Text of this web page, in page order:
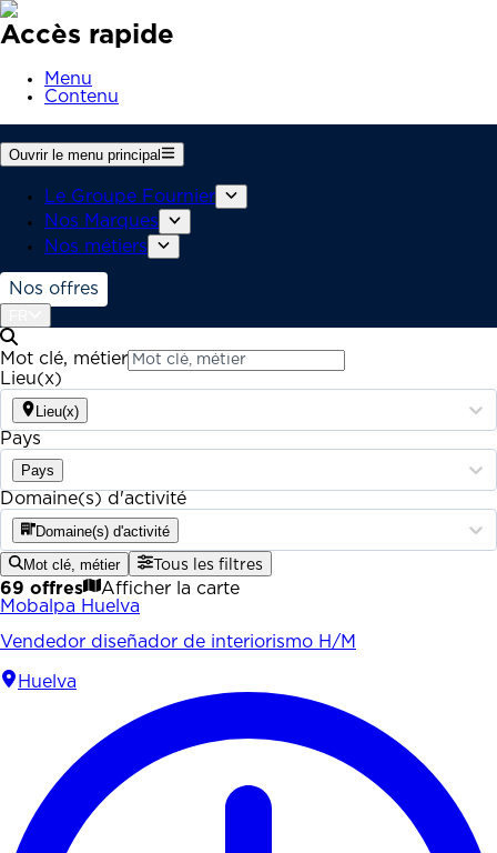
Accès rapide
Menu
Contenu
Ouvrir le menu principal
Le Groupe Fournier
Nos Marques
Nos métiers
Nos offres
Mot clé, métier
Lieu(x)
Lieu(x)
Pays
Pays
Domaine(s) d'activité
Domaine(s) d'activité
Mot clé, métier Tous les filtres
69 offres
Afficher la carte
Mobalpa Huelva
Vendedor diseñador de interiorismo H/M
Huelva